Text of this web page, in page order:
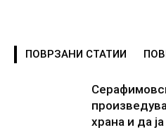
ПОВРЗАНИ СТАТИИ
храна и да